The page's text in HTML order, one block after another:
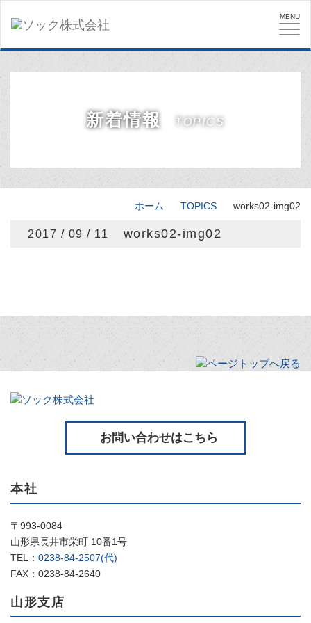
新着情報 TOPICS
ホーム TOPICS works02-img02
2017 / 09 / 11 works02-img02
お問い合わせはこちら
本社
〒993-0084
山形県長井市栄町 10番1号
TEL： 0238-84-2507(代)
FAX：0238-84-2640
山形支店